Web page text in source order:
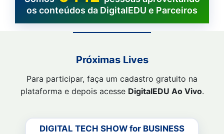
os conteúdos da DigitalEDU e Parceiros
Próximas Lives
Para participar, faça um cadastro gratuito na
plataforma e depois acesse DigitalEDU Ao Vivo.
DIGITAL TECH SHOW for BUSINESS